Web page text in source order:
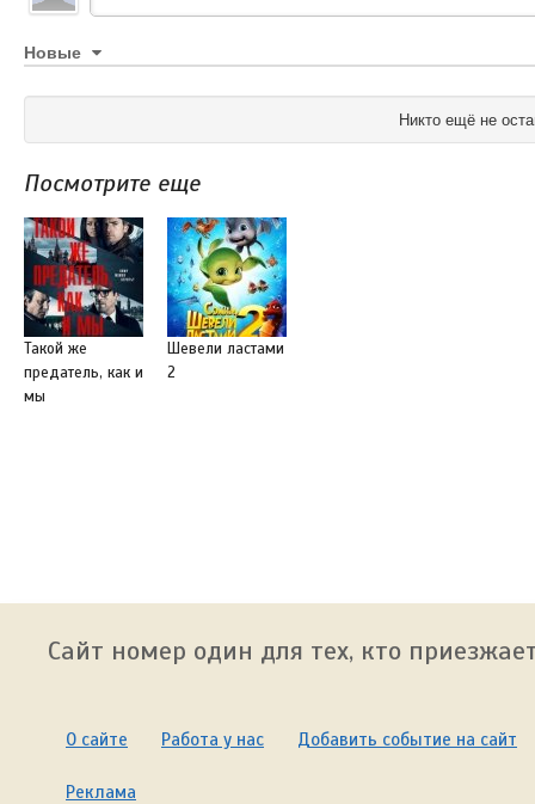
Новые
Никто ещё не
Посмотрите еще
Такой же
предатель, как и
мы
Шевели ластами
2
Сайт номер один для тех, кто
О сайте Работа у нас Добавить событие на сайт
Реклама